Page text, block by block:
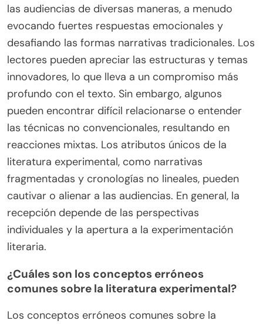
las audiencias de diversas maneras, a menudo
evocando fuertes respuestas emocionales y
desafiando las formas narrativas tradicionales. Los
lectores pueden apreciar las estructuras y temas
innovadores, lo que lleva a un compromiso más
profundo con el texto. Sin embargo, algunos
pueden encontrar difícil relacionarse o entender
las técnicas no convencionales, resultando en
reacciones mixtas. Los atributos únicos de la
literatura experimental, como narrativas
fragmentadas y cronologías no lineales, pueden
cautivar o alienar a las audiencias. En general, la
recepción depende de las perspectivas
individuales y la apertura a la experimentación
literaria.
¿Cuáles son los conceptos erróneos
comunes sobre la literatura experimental?
Los conceptos erróneos comunes sobre la